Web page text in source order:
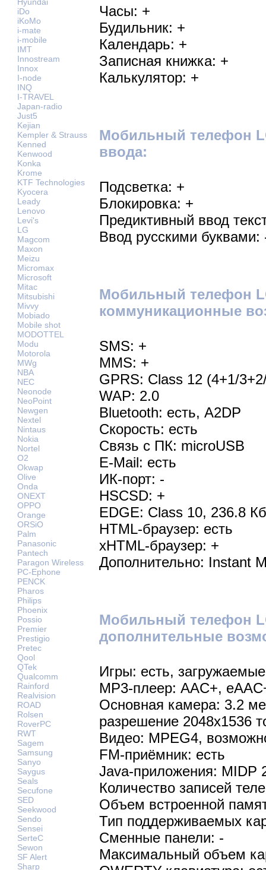
iDo
iKoMo
i-mate
i-mobile
IMT
Innostream
Innox
I-node
INQ
I-TRAVEL
Japan-radio
Just5
Kejian
Kempler & Strauss
Kenned
Kenwood
Konka
Krome
KTF Technologies
Kyocera
Leady
Lenovo
Levi's
LG
Magcom
Maxon
Meizu
Micromax
Microsoft
Mitac
Mitsubishi
Mivvy
Mobiado
Mobile shot
MODOTTEL
Modu
Motorola
MWg
NBA
NEC
Neonode
NeoPoint
Newgen
Nextel
Nintaus
Nokia
Nortel
O2
Okwap
Olive
Onda
ONEXT
OPPO
Orange
ORSiO
Palm
Panasonic
Pantech
Paragon Wireless
PC-Ephone
PENCK
Pharos
Philips
Phoenix
Possio
Premier
Prestigio
Pretec
Qool
QTek
Qualcomm
Rainford
Realvision
ROAD
Rolsen
RoverPC
RWT
Sagem
Samsung
Sanyo
Saygus
Seals
Secufone
SED
Seekwood
Sendo
Sensei
SerteC
Sewon
SF Alert
Sharp
Часы: +
Будильник: +
Календарь: +
Записная книжка: +
Калькулятор: +
Мобильный телефон
ввода:
Подсветка: +
Блокировка: +
Предиктивный ввод
Ввод русскими буквами:
Мобильный телефон
коммуникационные
SMS: +
MMS: +
GPRS: Class 12 (4+1/
WAP: 2.0
Bluetooth: есть, A2DP
Скорость: есть
Связь с ПК: microUSB
E-Mail: есть
ИК-порт: -
HSCSD: +
EDGE: Class 10, 236.8
HTML-браузер: есть
xHTML-браузер: +
Дополнительно: Instant
Мобильный телефон
дополнительные
Игры: есть, загружаемые
MP3-плеер: AAC+,
Основная камера: 3.2
разрешение 2048х1536
Видео: MPEG4,
FM-приёмник: есть
Java-приложения: MIDP
Количество записей
Объем встроенной
Тип поддерживаемых
Сменные панели: -
Максимальный объем